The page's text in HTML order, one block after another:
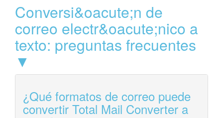
Conversi&oacute;n de
correo electr&oacute;nico a
texto: preguntas frecuentes
▼
¿Qué formatos de correo puede
convertir Total Mail Converter a